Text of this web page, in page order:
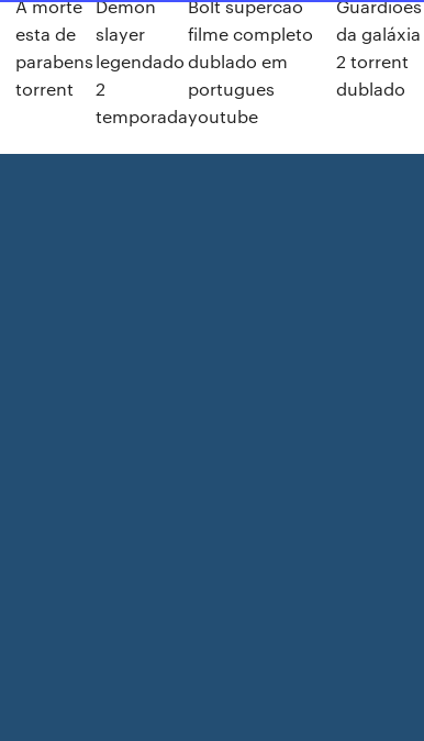
A morte
esta de
parabens
torrent
Demon
slayer
legendado
2
temporada
Bolt supercão
filme completo
dublado em
portugues
youtube
Guardiões
da galáxia
2 torrent
dublado